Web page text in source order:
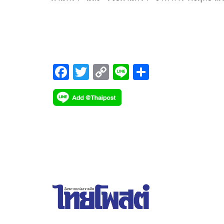
F
ac
e
T
wi
tt
C
o
p
Li